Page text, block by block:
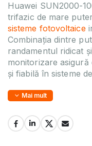
Huawei SUN2000-
trifazic de mare
sisteme fotovoltaice
Combinația dintre
randamentul ridicat
monitorizare
și fiabilă în sisteme
Mai mult